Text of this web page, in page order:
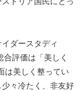
ダースタディ
評価は「美しく
は美しく整ってい
々冷たく、非友好